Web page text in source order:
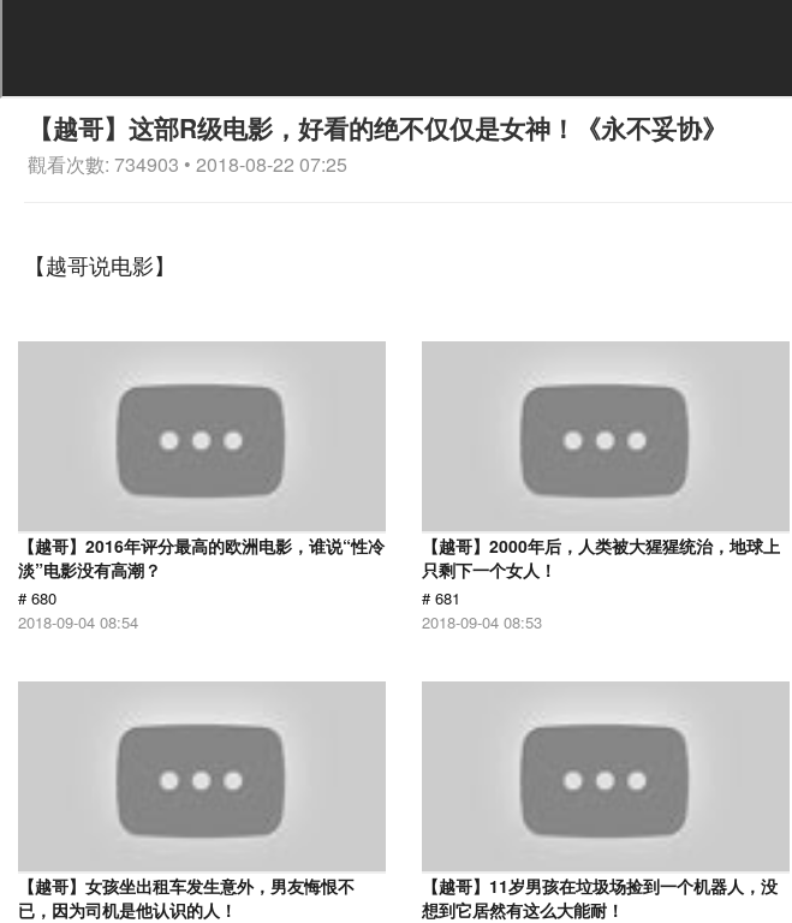
【越哥】这部R级电影，好看的绝不仅仅是女神！《永不妥协》
觀看次數: 734903 • 2018-08-22 07:25
【越哥说电影】
【越哥】2016年评分最高的欧洲电影，谁说“性冷
淡”电影没有高潮？
# 680
2018-09-04 08:54
【越哥】2000年后，人类被大猩猩统治，地球上
只剩下一个女人！
# 681
2018-09-04 08:53
【越哥】女孩坐出租车发生意外，男友悔恨不
已，因为司机是他认识的人！
【越哥】11岁男孩在垃圾场捡到一个机器人，没
想到它居然有这么大能耐！